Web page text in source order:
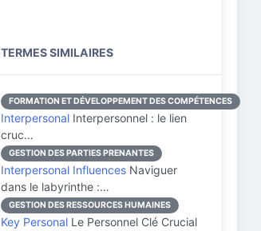
TERMES SIMILAIRES
FORMATION ET DÉVELOPPEMENT DES COMPÉTENCES
Interpersonal Interpersonnel : le lien
cruc…
GESTION DES PARTIES PRENANTES
Interpersonal Influences Naviguer
dans le labyrinthe :…
GESTION DES RESSOURCES HUMAINES
Key Personal Le Personnel Clé Crucial